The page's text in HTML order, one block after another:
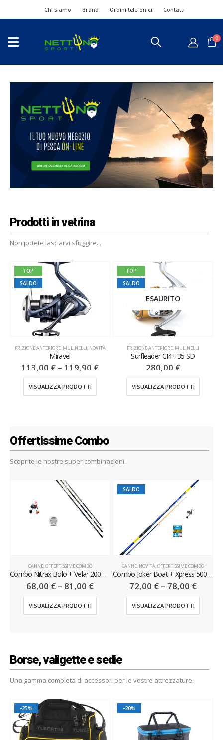
Chi siamo Brand Ordini telefonici Contatti
0
Prodotti in vetrina
Non potete lasciarvi sfuggire...
TOP
SALDO
FRIZIONE ANTERIORE, MULINELLI, NOVITÀ
Miravel
113,00 € – 119,90 €
VISUALIZZA PRODOTTI
TOP
SALDO
ESAURITO
FRIZIONE ANTERIORE, MULINELLI
Surfleader CI4+ 35 SD
280,00 €
VISUALIZZA PRODOTTI
Offertissime Combo
Scoprite le nostre super combinazioni.
CANNE,OFFERTISSIME COMBO
Combo Nitrax Bolo + Velar 2000 X6X + Honor 150 mt
68,00 € – 81,00 €
VISUALIZZA PRODOTTI
SALDO
CANNE, NOVITÀ,OFFERTISSIME COMBO
Combo Joker Boat + Xpress 5000 X6X + Braid Kairiki 4PE 300MT
72,00 € – 78,00 €
VISUALIZZA PRODOTTI
Borse, valigette e sedie
Una gamma completa di accessori per le vostre attrezzature.
-25% -20%